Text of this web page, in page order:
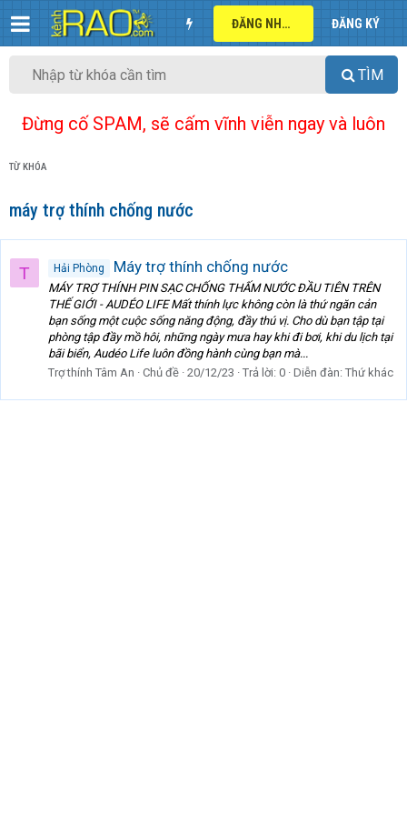
ĐĂNG NHẬP ĐĂNG KÝ
TÌM
Đừng cố SPAM, sẽ cấm vĩnh viễn ngay và luôn
TỪ KHÓA
máy trợ thính chống nước
T Hải Phòng Máy trợ thính chống nước
MÁY TRỢ THÍNH PIN SẠC CHỐNG THẤM NƯỚC ĐẦU TIÊN TRÊN
THẾ GIỚI - AUDÉO LIFE Mất thính lực không còn là thứ ngăn cản
bạn sống một cuộc sống năng động, đầy thú vị. Cho dù bạn tập tại
phòng tập đầy mồ hôi, những ngày mưa hay khi đi bơi, khi du lịch tại
bãi biển, Audéo Life luôn đồng hành cùng bạn mà...
Trợ thính Tâm An
Chủ đề 20/12/23 Trả lời: 0 Diễn đàn: Thứ khác